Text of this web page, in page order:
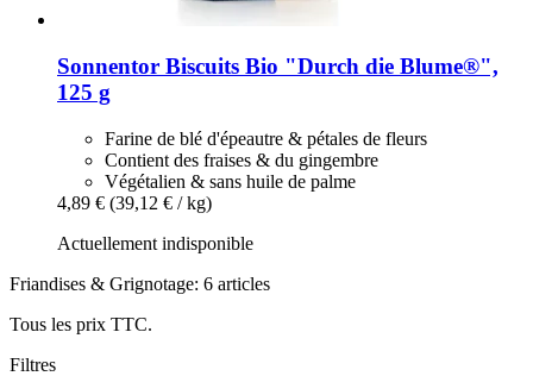
Sonnentor Biscuits Bio "Durch die Blume®",
125 g
Farine de blé d'épeautre & pétales de fleurs
Contient des fraises & du gingembre
Végétalien & sans huile de palme
4,89 € (39,12 € / kg)
Actuellement indisponible
Friandises & Grignotage: 6 articles
Tous les prix TTC.
Filtres